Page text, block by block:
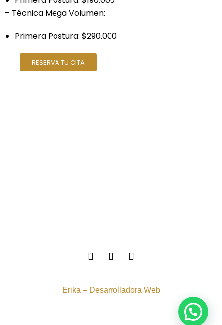
– Técnica Mega Volumen:
Primera Postura: $290.000
RESERVA TU CITA
Erika – Desarrolladora Web